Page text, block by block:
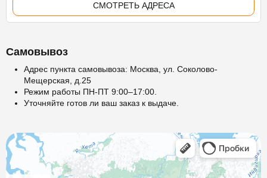
СМОТРЕТЬ АДРЕСА
Самовывоз
Адрес пункта самовывоза: Москва, ул. Соколово-
Мещерская, д.25
Режим работы ПН-ПТ 9:00–17:00.
Уточняйте готов ли ваш заказ к выдаче.